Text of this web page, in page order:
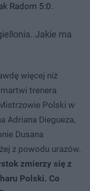
Radom 5:0.
Jakie ma
więcej niż
trenera
Polski w
Adriana Diegueza,
Dusana
z powodu urazów.
zmierzy się z
Polski. Co